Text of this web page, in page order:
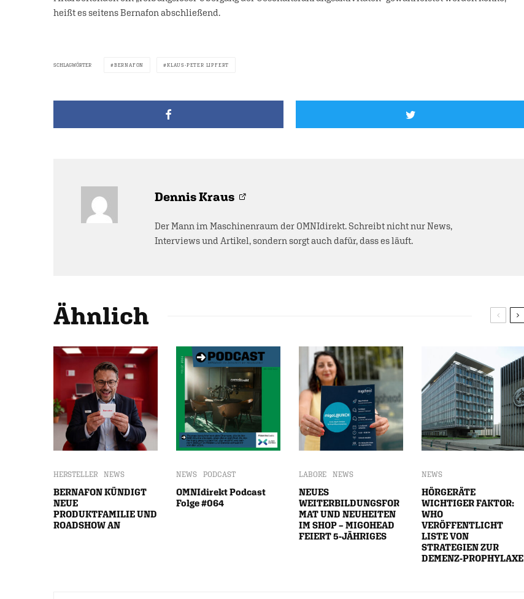
heißt es seitens Bernafon abschließend.
SCHLAGWÖRTER BERNAFON KLAUS-PETER LIPFERT
Dennis Kraus
Der Mann im Maschinenraum der OMNIdirekt. Schreibt nicht nur News,
Interviews und Artikel, sondern sorgt auch dafür, dass es läuft.
Ähnlich
HERSTELLER NEWS
BERNAFON KÜNDIGT
NEUE
PRODUKTFAMILIE UND
ROADSHOW AN
NEWS PODCAST
OMNIdirekt Podcast
Folge #064
LABORE NEWS
NEUES
WEITERBILDUNGSFOR
MAT UND NEUHEITEN
IM SHOP – MIGOHEAD
FEIERT 5-JÄHRIGES
NEWS
HÖRGERÄTE
WICHTIGER FAKTOR:
WHO
VERÖFFENTLICHT
LISTE VON
STRATEGIEN ZUR
DEMENZ-PROPHYLAXE